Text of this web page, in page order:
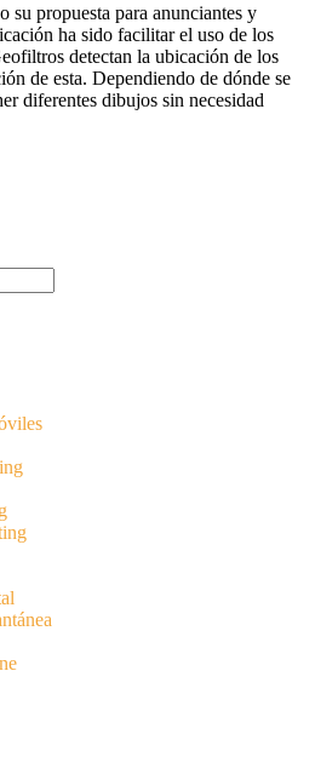
su propuesta para anunciantes y
ha sido facilitar el uso de los
detectan la ubicación de los
de esta. Dependiendo de dónde se
diferentes dibujos sin necesidad